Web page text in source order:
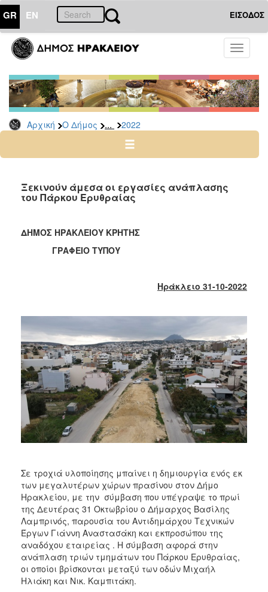
GR EN ΕΙΣΟΔΟΣ
Toggle
Αρχική Ο Δήμος ... 2022
ΔΗΜΟΣ
Δελτία
Τύπου
Αρχείο
2026
2024
2022
2020
2019
2013
2012
2011
2010
2006
ΤΟΠΟΣ
ΠΟΛΙΤΙΣΜΟΣ
ΑΝΘΕΚΤΙΚΗ
ΠΟΛΗ
Ξεκινούν άμεσα οι εργασίες ανάπλασης
του Πάρκου Ερυθραίας
ΔΗΜΟΣ ΗΡΑΚΛΕΙΟΥ ΚΡΗΤΗΣ
ΓΡΑΦΕΙΟ ΤΥΠΟΥ
Ηράκλειο 31-10-2022
Σε τροχιά υλοποίησης μπαίνει η δημιουργία ενός εκ
των μεγαλυτέρων χώρων πρασίνου στον Δήμο
Ηρακλείου, με την σύμβαση που υπέγραψε το πρωί
της Δευτέρας 31 Οκτωβρίου ο Δήμαρχος Βασίλης
Λαμπρινός, παρουσία του Αντιδημάρχου Τεχνικών
Έργων Γιάννη Αναστασάκη και εκπροσώπου της
αναδόχου εταιρείας . Η σύμβαση αφορά στην
ανάπλαση τριών τμημάτων του Πάρκου Ερυθραίας,
οι οποίοι βρίσκονται μεταξύ των οδών Μιχαήλ
Ηλιάκη και Νικ. Καμπιτάκη.